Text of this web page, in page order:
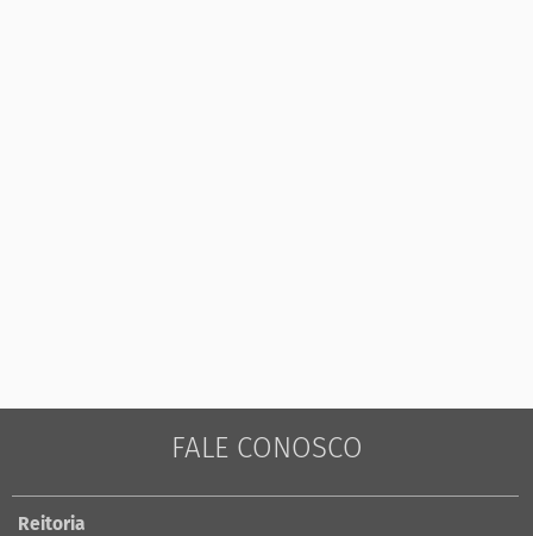
FALE CONOSCO
Reitoria